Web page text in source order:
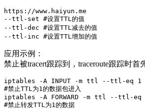
https://www.haiyun.me
--ttl-set #设置TTL的值
--ttl-dec #设置TTL减去的值
--ttl-inc #设置TTL增加的值
应用示例：
禁止被tracert跟踪到，traceroute跟踪时
iptables -A INPUT -m ttl --ttl-eq 1 -
#禁止TTL为1的数据包进入
iptables -A FORWARD -m ttl --ttl-eq
#禁止转发TTL为1的数据